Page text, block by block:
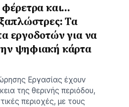
και…
Τα
εργοδοτών για να
ψηφιακή κάρτα
Εργασίας έχουν
της θερινής περιόδου,
περιοχές, με τους